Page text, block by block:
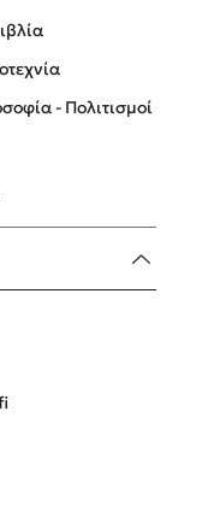
μπροστά, πίσω
Αφήστε τους
- Πολιτισμοί
οδηγοί